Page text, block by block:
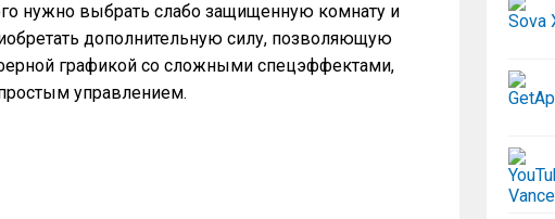
нужно выбрать слабо защищенную комнату и
дополнительную силу, позволяющую
графикой со сложными спецэффектами,
управлением.